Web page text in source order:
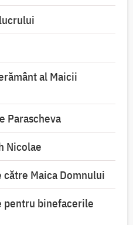
al Maicii
Parascheva
Nicolae
Maica Domnului
pentru binefacerile